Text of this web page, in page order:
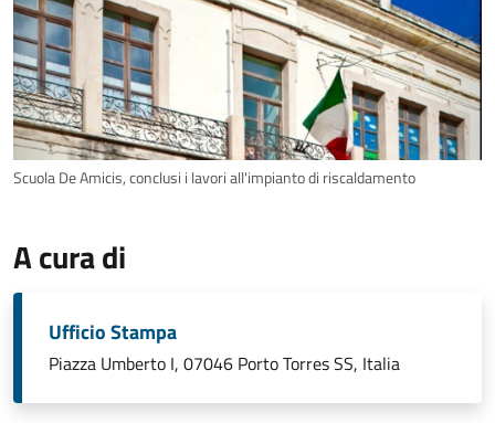
Scuola De Amicis, conclusi i lavori all'impianto di riscaldamento
A cura di
Ufficio Stampa
Piazza Umberto I, 07046 Porto Torres SS, Italia